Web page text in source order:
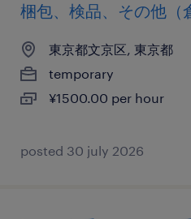
梱包、検品、その他（
東京都文京区, 東京都
temporary
¥1500.00 per hour
posted 30 july 2026